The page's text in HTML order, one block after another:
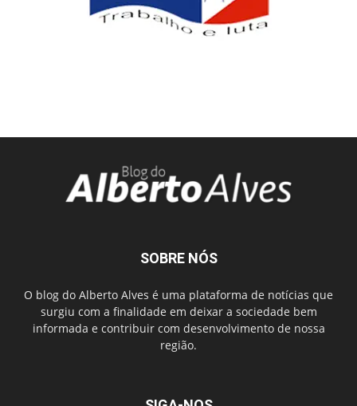
SOBRE NÓS
O blog do Alberto Alves é uma plataforma de notícias que
surgiu com a finalidade em deixar a sociedade bem
informada e contribuir com desenvolvimento de nossa
região.